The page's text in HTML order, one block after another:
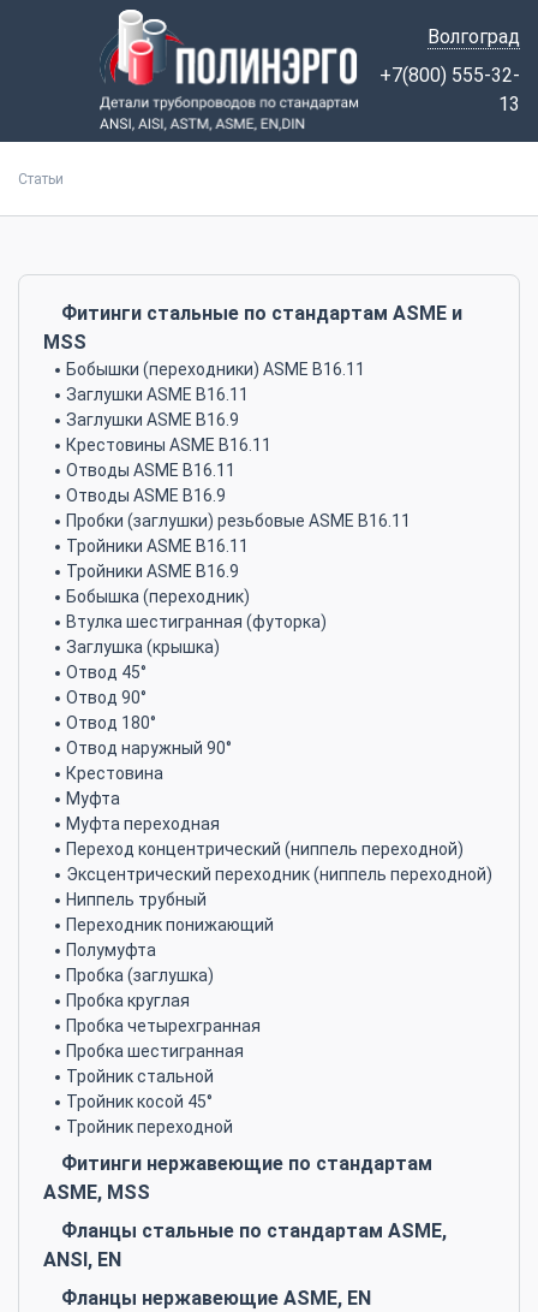
Волгоград
+7(800) 555-32-
13
Статьи
Фитинги стальные по стандартам ASME и
MSS
Бобышки (переходники) ASME B16.11
Заглушки ASME B16.11
Заглушки ASME B16.9
Крестовины ASME B16.11
Отводы ASME B16.11
Отводы ASME B16.9
Пробки (заглушки) резьбовые ASME B16.11
Тройники ASME B16.11
Тройники ASME B16.9
Бобышка (переходник)
Втулка шестигранная (футорка)
Заглушка (крышка)
Отвод 45°
Отвод 90°
Отвод 180°
Отвод наружный 90°
Крестовина
Муфта
Муфта переходная
Переход концентрический (ниппель переходной)
Эксцентрический переходник (ниппель переходной)
Ниппель трубный
Переходник понижающий
Полумуфта
Пробка (заглушка)
Пробка круглая
Пробка четырехгранная
Пробка шестигранная
Тройник стальной
Тройник косой 45°
Тройник переходной
Фитинги нержавеющие по стандартам
ASME, MSS
Фланцы стальные по стандартам ASME,
ANSI, EN
Фланцы нержавеющие ASME, EN